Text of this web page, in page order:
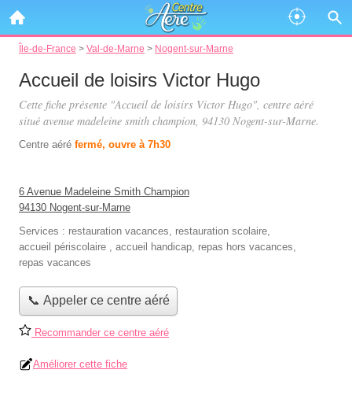
Île-de-France > Val-de-Marne > Nogent-sur-Marne
Accueil de loisirs Victor Hugo
Cette fiche présente "Accueil de loisirs Victor Hugo", centre aéré
situé avenue madeleine smith champion, 94130 Nogent-sur-Marne.
Centre aéré fermé, ouvre à 7h30
6 Avenue Madeleine Smith Champion
94130 Nogent-sur-Marne
Services : restauration vacances, restauration scolaire,
accueil périscolaire , accueil handicap, repas hors vacances,
repas vacances
📞 Appeler ce centre aéré
Recommander ce centre aéré
Améliorer cette fiche